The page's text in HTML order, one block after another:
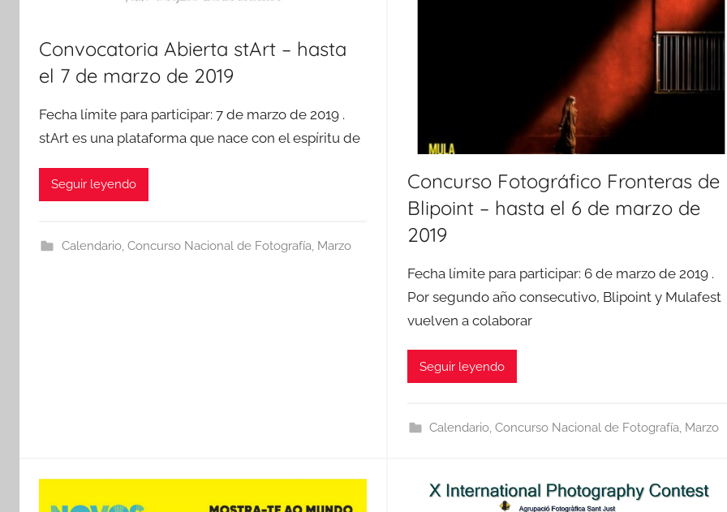
Convocatoria Abierta stArt – hasta
el 7 de marzo de 2019
Fecha límite para participar: 7 de marzo de 2019 .
stArt es una plataforma que nace con el espíritu de
Seguir leyendo
Calendario, Concurso Nacional de Fotografía Marzo
Concurso Fotográfico Fronteras de
Blipoint – hasta el 6 de marzo de
2019
Fecha límite para participar: 6 de marzo de 2019 .
Por segundo año consecutivo, Blipoint y Mulafest
vuelven a colaborar
Seguir leyendo
Calendario,Concurso Nacional de Fotografía, Marzo